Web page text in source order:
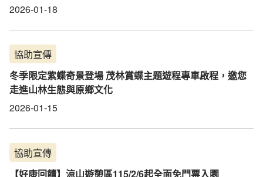
2026-01-18
協助宣傳
冬季限定紫蝶奇景登場 茂林賞蝶主題遊程專車啟程，邀您
走進山林生態與原鄉文化
2026-01-15
協助宣傳
【好康回饋】涼山遊憩區115/2/6起全面免門票入園